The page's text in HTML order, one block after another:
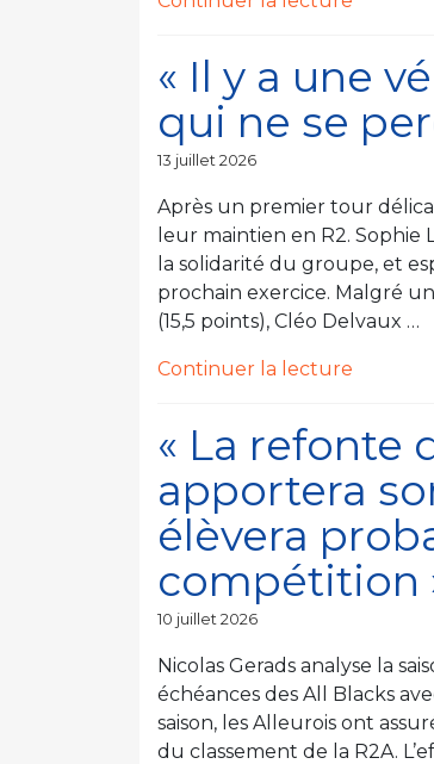
Bouvier
cette
équipe
devenir
groupe
« Il y a une
qui ne se
Publié
13 juillet 2026
Après un premier tour
leur maintien en R2.
la solidarité du groupe, et
prochain exercice. Malgré
(15,5 points), Cléo Delvaux …
Continuer la lecture
a
une
véritable
humaine
qui
perd
jamais »
« La refonte
apportera
élèvera
compétition
Publié
10 juillet 2026
Nicolas Gerads analyse la
échéances des All Blacks
saison, les Alleurois ont
du classement de la R2A.